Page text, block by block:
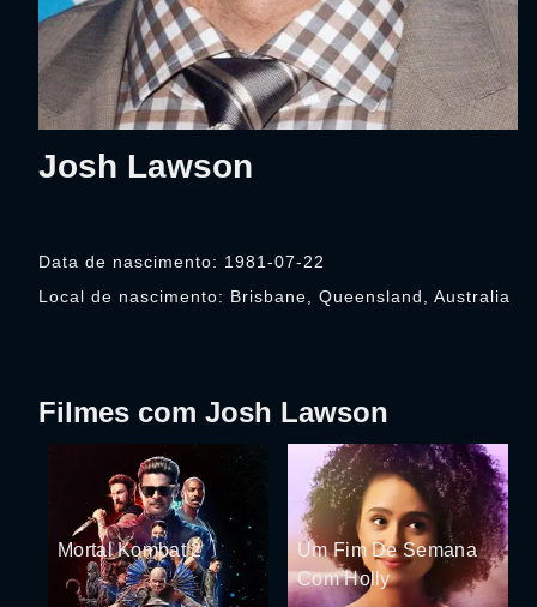
Josh Lawson
Data de nascimento: 1981-07-22
Local de nascimento: Brisbane, Queensland, Australia
Filmes com Josh Lawson
Mortal Kombat 2
Um Fim De Semana
Com Holly